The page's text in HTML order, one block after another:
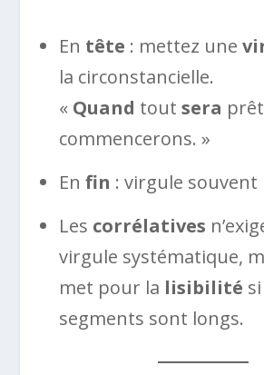
En tête : mettez une
la circonstancielle.
« Quand toutsera
commencerons. »
Enfin : virgule souvent
Les corrélatives
virgule systématique,
met pour la lisibilité
segments sont longs.